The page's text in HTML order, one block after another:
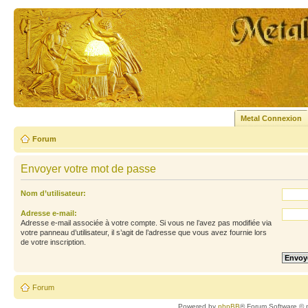
Metal Connexion
Forum
Envoyer votre mot de passe
Nom d’utilisateur:
Adresse e-mail:
Adresse e-mail associée à votre compte. Si vous ne l’avez pas modifiée via
votre panneau d’utilisateur, il s’agit de l’adresse que vous avez fournie lors
de votre inscription.
Forum
Powered byphpBB® Forum Software ©